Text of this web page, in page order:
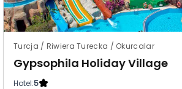
Turcja / Riwiera Turecka / Okurcalar
Gypsophila Holiday Village
Hotel:5